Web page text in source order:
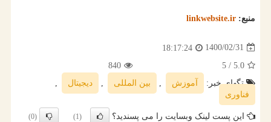
منبع: linkwebsite.ir
1400/02/31
18:17:24
5.0
/ 5
840
تگهای خبر:
آموزش بین المللی دیجیتال
فناوری
این پست لینک وبسایت را می پسندید؟ (1)
(0)